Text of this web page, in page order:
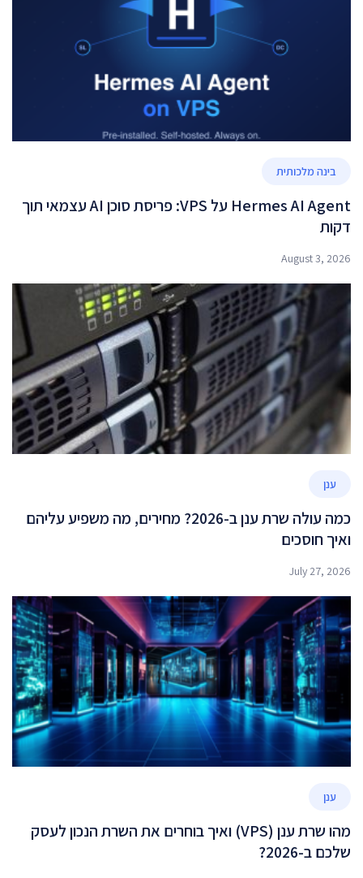
בינה מלכותית
Hermes AI Agent על VPS: פריסת סוכן AI עצמאי תוך
דקות
August 3, 2026
ענן
כמה עולה שרת ענן ב-2026? מחירים, מה משפיע עליהם
ואיך חוסכים
July 27, 2026
ענן
מהו שרת ענן (VPS) ואיך בוחרים את השרת הנכון לעסק
שלכם ב-2026?